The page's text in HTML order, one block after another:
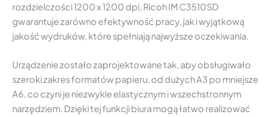
rozdzielczości 1200 x 1200 dpi, Ricoh IM C3510SD
gwarantuje zarówno efektywność pracy, jak i wyjątkową
jakość wydruków, które spełniają najwyższe oczekiwania.
Urządzenie zostało zaprojektowane tak, aby obsługiwało
szeroki zakres formatów papieru, od dużych A3 po mniejsze
A6, co czyni je niezwykle elastycznym i wszechstronnym
narzędziem. Dzięki tej funkcji biura mogą łatwo realizować